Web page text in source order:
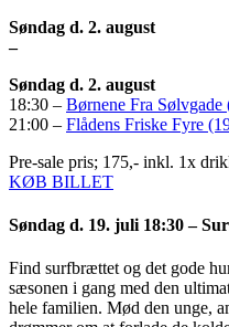
Søndag d. 2. august
–
Søndag d. 2. august
18:30 – Børnene Fra Sølvgade
21:00 – Flådens Friske Fyre
Pre-sale pris; 175,- inkl. 1x
KØB BILLET
Søndag d. 19. juli 18:30 –
Find surfbrættet og det gode
sæsonen i gang med den
hele familien. Mød den unge,